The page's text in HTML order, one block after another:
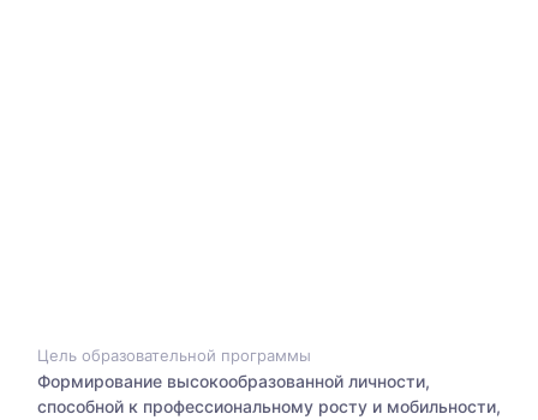
Цель образовательной программы
Формирование высокообразованной личности,
способной к профессиональному росту и мобильности,